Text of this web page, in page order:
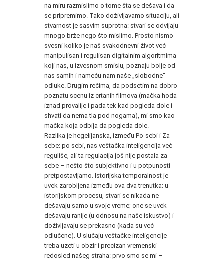
na miru razmislimo o tome šta se dešava i da
se pripremimo. Tako doživljavamo situaciju, ali
stvarnost je sasvim suprotna: stvari se odvijaju
mnogo brže nego što mislimo. Prosto nismo
svesni koliko je naš svakodnevni život već
manipulisan i regulisan digitalnim algoritmima
koji nas, u izvesnom smislu, poznaju bolje od
nas samih i nameću nam naše „slobodne“
odluke. Drugim rečima, da podsetim na dobro
poznatu scenu iz crtanih filmova (mačka hoda
iznad provalije i pada tek kad pogleda dole i
shvati da nema tla pod nogama), mi smo kao
mačka koja odbija da pogleda dole.
Razlika je hegelijanska, između Po-sebi i Za-
sebe: po sebi, nas veštačka inteligencija već
reguliše, ali ta regulacija još nije postala za
sebe – nešto što subjektivno i u potpunosti
pretpostavljamo. Istorijska temporalnost je
uvek zarobljena između ova dva trenutka: u
istorijskom procesu, stvari se nikada ne
dešavaju samo u svoje vreme; one se uvek
dešavaju ranije (u odnosu na naše iskustvo) i
doživljavaju se prekasno (kada su već
odlučene). U slučaju veštačke inteligencije
treba uzeti u obzir i precizan vremenski
redosled našeg straha: prvo smo se mi –